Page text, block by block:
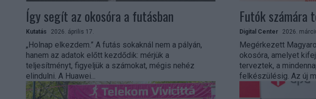
Így segít az okosóra a futásban
Kutatás 2026. április 17.
„Holnap elkezdem.” A futás sokaknál nem a pályán,
hanem az adatok előtt kezdődik: mérjük a
teljesítményt, figyeljük a számokat, mégis nehéz
elindulni. A Huawei...
Futók számára
Digital Center 2026.
Megérkezett
okosóra, amelyet
terveztek, a
felkészülésig. Az új